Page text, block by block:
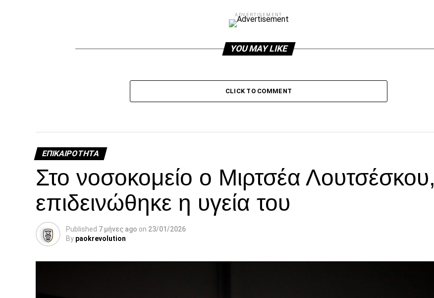
ADVERTISEMENT
YOU MAY LIKE
CLICK TO COMMENT
ΕΠΙΚΑΙΡΌΤΗΤΑ
Στο νοσοκομείο ο Μιρτσέα Λουτσέσκου,
επιδεινώθηκε η υγεία του
Published 7 μήνες ago on 23/01/2026
By paokrevolution